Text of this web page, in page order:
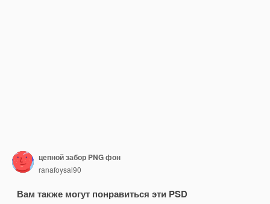
цепной забор PNG фон
ranafoysal90
Вам также могут понравиться эти PSD